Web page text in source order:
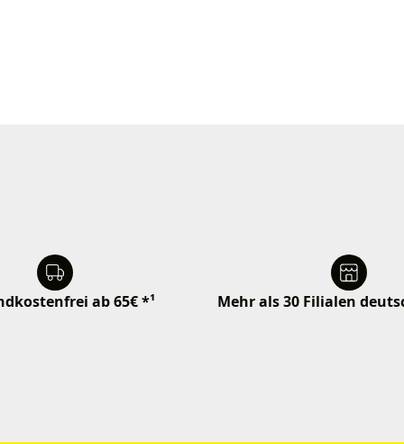
ab 65€ *¹ Mehr als 30 Filialen